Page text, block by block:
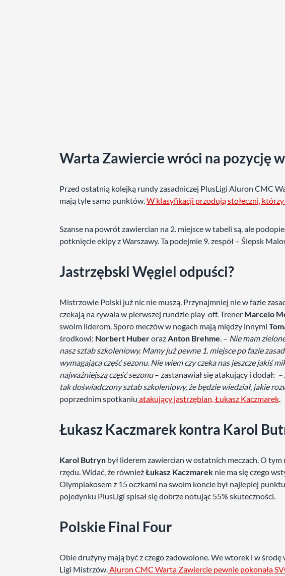
Warta Zawiercie wróci na pozycję
Przed ostatnią kolejką rundy zasadniczej PlusLigi Aluron CMC
mają tyle samo punktów.W klasyfikacji przodują stołeczni,
Szanse na powrót zawiercian na 2. miejsce w tabeli są, ale
potknięcie ekipy z Warszawy. Ta podejmie 9. zespół – Ślepsk
Jastrzębski Węgiel odpuści?
Mistrzowie Polski już nic nie muszą. Przynajmniej nie w fazie
czekają na rywala w pierwszej rundzie play-off. Trener Marcelo
swoim liderom. Sporo meczów w nogach mają między innymi
środkowi: Norbert HuberorazAnton Brehme. – Nie mam
nasz sztab szkoleniowy. Mamy już pewne 1. miejsce po fazie
wymagająca część sezonu. Nie wiem czy czeka nas jeszcze jakiś
najważniejszą część sezonu– zastanawiał się atakujący i dodał: –
tak doświadczony sztab szkoleniowy, że będzie wiedział, jakie
poprzednim spotkaniu atakujący jastrzębian, Łukasz Kaczmarek.
Łukasz Kaczmarek kontra Karol
Karol Butryn był liderem zawiercian w ostatnich meczach. O
rzędu. Widać, że równieżŁukasz Kaczmarek nie ma się czego
Olympiakosem z 15 oczkami na swoim koncie był najlepiej
pojedynku PlusLigi spisał się dobrze notując 55% skuteczności.
Polskie Final Four
Obie drużyny mają być z czego zadowolone. We wtorek i w
Ligi Mistrzów.Aluron CMC Warta Zawiercie pewnie pokonała